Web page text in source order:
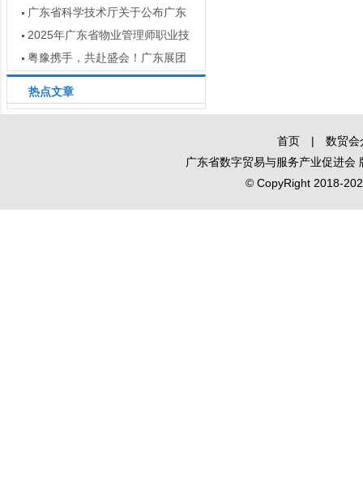
贸全球”重点展会目录的通知
广东省科学技术厅关于公布广东
省2025年技术先进型服务企业名单
2025年广东省物业管理师职业技
能竞赛结果公示
粤豫携手，共赴盛会！广东展团
亮点抢先看 —— 第十五届河南投洽
会即将启幕
热点文章
首页 |
数贸会
广东省数字贸易与服务产业促进会
© CopyRight 2018-